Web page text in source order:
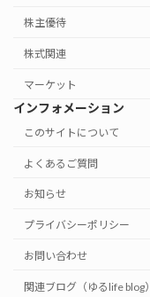
株主優待
株式関連
マーケット
インフォメーション
このサイトについて
よくあるご質問
お知らせ
プライバシーポリシー
お問い合わせ
関連ブログ（ゆるlife blog）